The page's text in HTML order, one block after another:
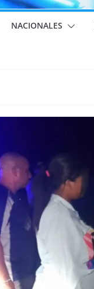
NACIONALES